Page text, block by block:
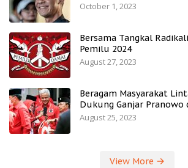
October 1, 2023
Bersama Tangkal
Pemilu 2024
August 27, 2023
Beragam Masyarakat
Dukung Ganjar Pranowo
August 25, 2023
View More